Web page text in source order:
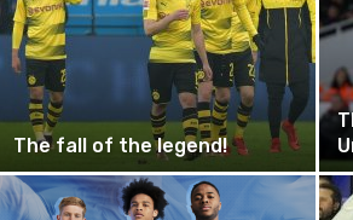
The fall of the legend!